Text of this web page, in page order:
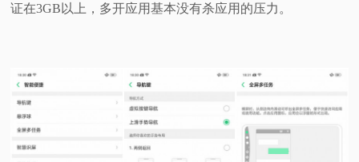
证在3GB以上，多开应用基本没有杀应用的压力。